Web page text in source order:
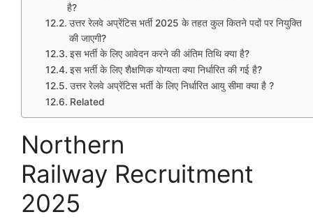
है?
उत्तर रेलवे अप्रेंटिस भर्ती 2025 के तहत कुल कितने पदों पर नियुक्ति
की जाएगी?
इस भर्ती के लिए आवेदन करने की अंतिम तिथि क्या है?
इस भर्ती के लिए शैक्षणिक योग्यता क्या निर्धारित की गई है?
उत्तर रेलवे अप्रेंटिस भर्ती के लिए निर्धारित आयु सीमा क्या है ?
Related
Northern
Railway Recruitment
2025